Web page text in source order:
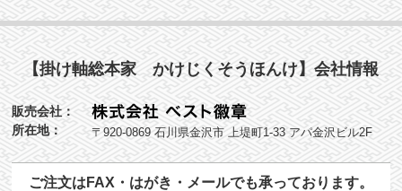
【掛け軸総本家 かけじくそうほんけ】会社情報
販売会社：
所在地：
〒920-0869 石川県金沢市 上堤町1-33 アパ金沢ビル2F
ご注文はFAX・はがき・メールでも承っております。